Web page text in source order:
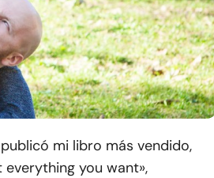
mi libro más vendido,
you want»,